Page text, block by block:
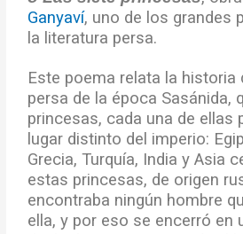
Ganyaví, uno de los grandes
la literatura persa.
Este poema relata la historia
persa de la época Sasánida,
princesas, cada una de ellas
lugar distinto del imperio:
Grecia, Turquía, India y Asia
estas princesas, de origen
encontraba ningún hombre
ella, y por eso se encerró en